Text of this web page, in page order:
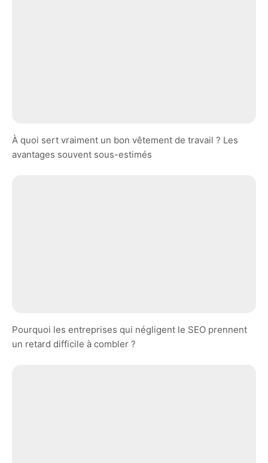
À quoi sert vraiment un bon vêtement de travail ? Les
avantages souvent sous-estimés
Pourquoi les entreprises qui négligent le SEO prennent
un retard difficile à combler ?